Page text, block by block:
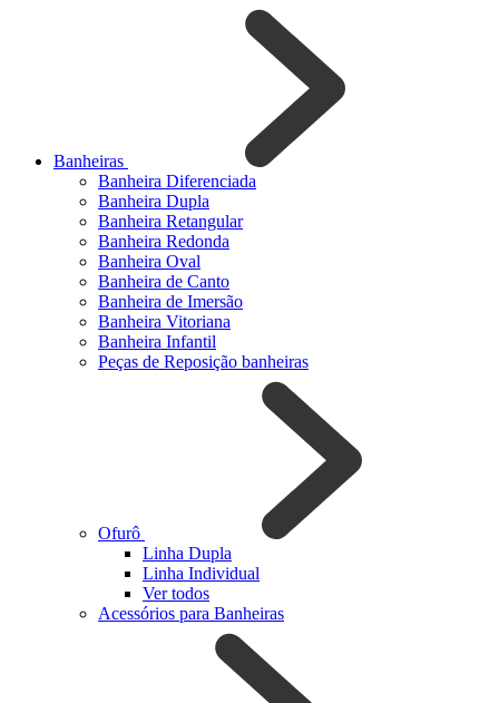
Banheiras
Banheira Diferenciada
Banheira Dupla
Banheira Retangular
Banheira Redonda
Banheira Oval
Banheira de Canto
Banheira de Imersão
Banheira Vitoriana
Banheira Infantil
Peças de Reposição banheiras
Ofurô
Linha Dupla
Linha Individual
Ver todos
Acessórios para Banheiras